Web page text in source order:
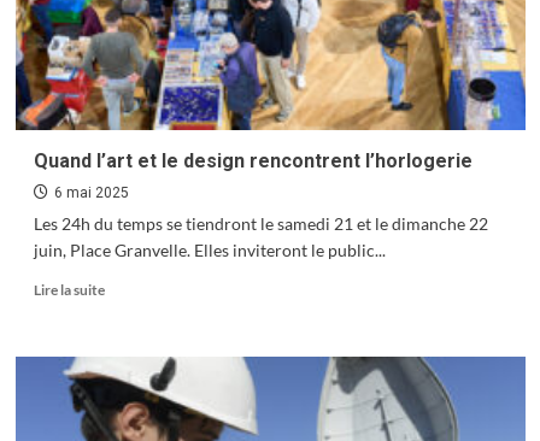
sang
!
Quand l’art et le design rencontrent l’horlogerie
6 mai 2025
Les 24h du temps se tiendront le samedi 21 et le dimanche 22
juin, Place Granvelle. Elles inviteront le public...
Lire la suiteEn
Quand
l’art
et